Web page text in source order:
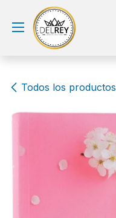
Ir al contenido
Todos los productos